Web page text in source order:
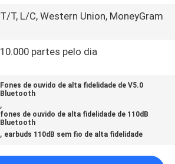
T/T, L/C, Western Union, MoneyGram
10.000 partes pelo dia
Fones de ouvido de alta fidelidade de V5.0
Bluetooth
,
fones de ouvido de alta fidelidade de 110dB
Bluetooth
, earbuds 110dB sem fio de alta fidelidade